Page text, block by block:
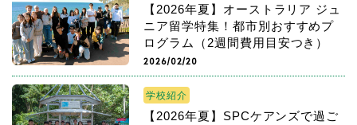
【2026年夏】オーストラリア ジュ
ニア留学特集！都市別おすすめプ
ログラム（2週間費用目安つき）
2026/02/20
学校紹介
【2026年夏】SPCケアンズで過ご